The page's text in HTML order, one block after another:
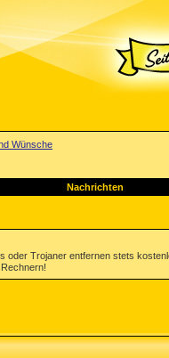
Wünsche
Nachrichten
oder Trojaner entfernen stets